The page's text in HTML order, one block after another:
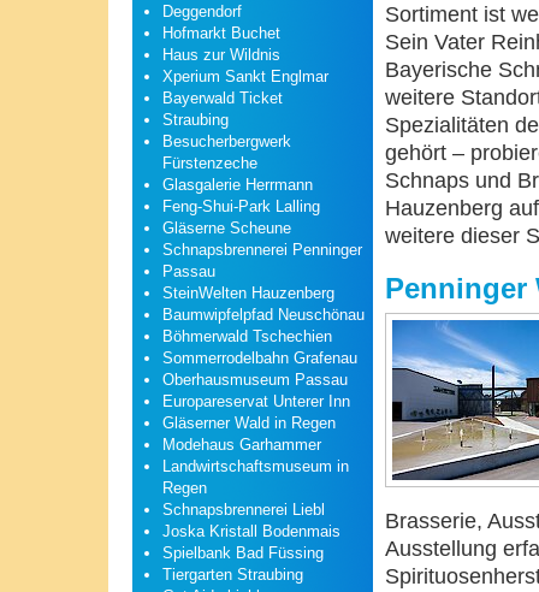
Deggendorf
Hofmarkt Buchet
Haus zur Wildnis
Xperium Sankt Englmar
Bayerwald Ticket
Straubing
Besucherbergwerk
Fürstenzeche
Glasgalerie Herrmann
Feng-Shui-Park Lalling
Gläserne Scheune
Schnapsbrennerei Penninger
Passau
SteinWelten Hauzenberg
Baumwipfelpfad Neuschönau
Böhmerwald Tschechien
Sommerrodelbahn Grafenau
Oberhausmuseum Passau
Europareservat Unterer Inn
Gläserner Wald in Regen
Modehaus Garhammer
Landwirtschaftsmuseum in
Regen
Schnapsbrennerei Liebl
Joska Kristall Bodenmais
Spielbank Bad Füssing
Tiergarten Straubing
Sortiment ist
Sein Vater
Bayerische
weitere
Spezialitäten
gehört –
Schnaps und
Hauzenberg
weitere dieser
Penninger
Brasserie,
Ausstellung